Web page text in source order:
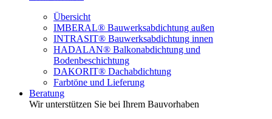
Übersicht
IMBERAL® Bauwerksabdichtung außen
INTRASIT® Bauwerksabdichtung innen
HADALAN® Balkonabdichtung und
Bodenbeschichtung
DAKORIT® Dachabdichtung
Farbtöne und Lieferung
Beratung
Wir unterstützen Sie bei Ihrem Bauvorhaben